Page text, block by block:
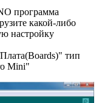
программа
какой-либо
настройку
тип
Mini"